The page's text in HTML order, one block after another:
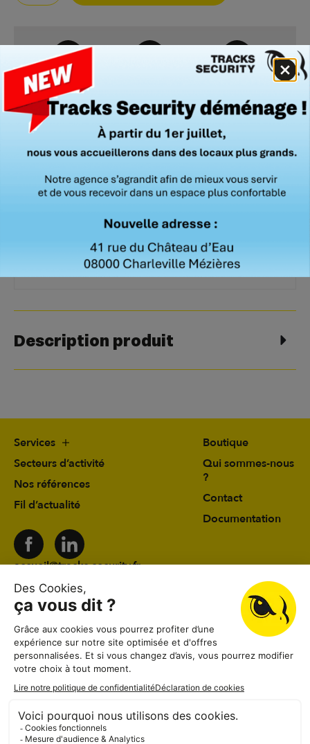
Paiement en
ligne
Tout en
sécurité
Livraison
offerte
Délais sous 24h à
Expédition
rapide
Caractéristiques techniques
125 KHz
Description produit
Services
Secteurs d’activité
Nos références
Fil d’actualité
Boutique
Qui sommes-nous
?
Contact
Documentation
accueil@tracks-security.fr
03 24 59 78 19
41 rue du Château d’Eau 08000 Charleville-
Mézières
Lundi au vendredi
08:30–12:00, 13:30–18:30
Samedi
08:30–12:00